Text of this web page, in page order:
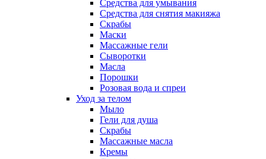
Средства для умывания
Средства для снятия макияжа
Скрабы
Маски
Массажные гели
Сыворотки
Масла
Порошки
Розовая вода и спреи
Уход за телом
Мыло
Гели для душа
Скрабы
Массажные масла
Кремы